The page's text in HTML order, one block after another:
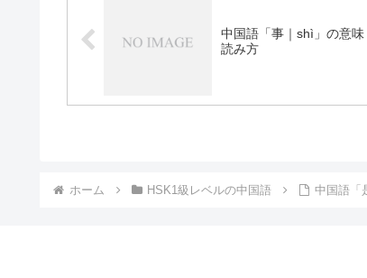
中国語「事｜shì」の意味
読み方
ホーム HSK1級レベルの中国語 中国語「